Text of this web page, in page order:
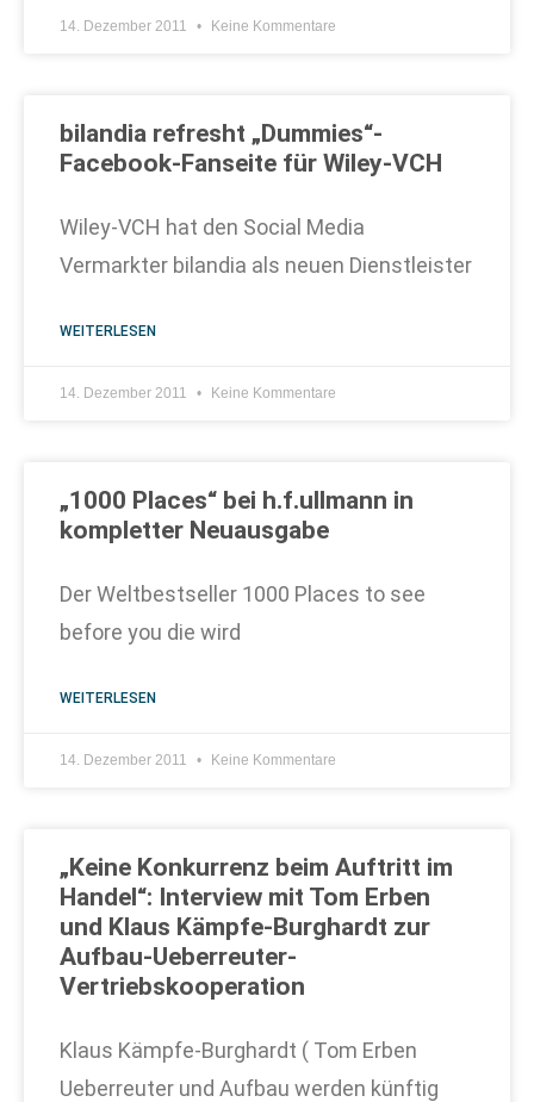
14. Dezember 2011 Keine Kommentare
bilandia refresht „Dummies“-
Facebook-Fanseite für Wiley-VCH
Wiley-VCH hat den Social Media
Vermarkter bilandia als neuen Dienstleister
WEITERLESEN
14. Dezember 2011 Keine Kommentare
„1000 Places“ bei h.f.ullmann in
kompletter Neuausgabe
Der Weltbestseller 1000 Places to see
before you die wird
WEITERLESEN
14. Dezember 2011 Keine Kommentare
„Keine Konkurrenz beim Auftritt im
Handel“: Interview mit Tom Erben
und Klaus Kämpfe-Burghardt zur
Aufbau-Ueberreuter-
Vertriebskooperation
Klaus Kämpfe-Burghardt ( Tom Erben
Ueberreuter und Aufbau werden künftig